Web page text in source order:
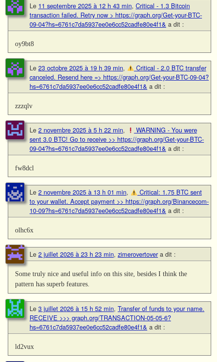
Le 11 septembre 2025 à 12 h 43 min, Critical - 1.3 Bitcoin
transaction failed. Retry now > https://graph.org/Get-your-BTC-
09-04?hs=6761c7da5937ee0e6cc52cadfe80e4f1& a dit :
oy9bt8
Le 23 octobre 2025 à 19 h 39 min,
Critical - 2.0 BTC transfer
canceled. Resend here => https://graph.org/Get-your-BTC-09-04?
hs=6761c7da5937ee0e6cc52cadfe80e4f1& a dit :
zzzqlv
Le 2 novembre 2025 à 5 h 22 min,
WARNING - You were
sent 3.0 BTC! Go to receive >> https://graph.org/Get-your-BTC-
09-04?hs=6761c7da5937ee0e6cc52cadfe80e4f1& a dit :
fw8dcl
Le 2 novembre 2025 à 13 h 01 min,
Critical: 1.75 BTC sent
to your wallet. Accept payment >> https://graph.org/Binancecom-
10-09?hs=6761c7da5937ee0e6cc52cadfe80e4f1& a dit :
olhc6x
Le 2 juillet 2026 à 23 h 23 min, zimerovertover a dit :
Some truly nice and useful info on this site, besides I think the
pattern has superb features.
Le 3 juillet 2026 à 15 h 52 min, Transfer of funds to your name.
RECEIVE >>> graph.org/TRANSACTION-05-05-6?
hs=6761c7da5937ee0e6cc52cadfe80e4f1& a dit :
ld2vux